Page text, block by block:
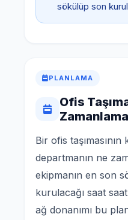
sökülüp son
PLANLAMA
Ofis
Zamanlama
Bir ofis
departmanın ne
ekipmanın en son
kurulacağı saat
ağ donanımı bu